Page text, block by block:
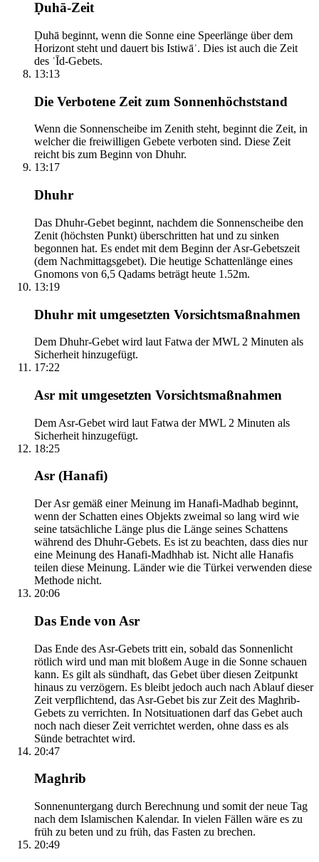
Ḍuhā-Zeit
Ḍuhā beginnt, wenn die Sonne eine Speerlänge über dem
Horizont steht und dauert bis Istiwāʾ. Dies ist auch die Zeit
des ʿĪd-Gebets.
13:13
Die Verbotene Zeit zum Sonnenhöchststand
Wenn die Sonnenscheibe im Zenith steht, beginnt die Zeit, in
welcher die freiwilligen Gebete verboten sind. Diese Zeit
reicht bis zum Beginn von Dhuhr.
13:17
Dhuhr
Das Dhuhr-Gebet beginnt, nachdem die Sonnenscheibe den
Zenit (höchsten Punkt) überschritten hat und zu sinken
begonnen hat. Es endet mit dem Beginn der Asr-Gebetszeit
(dem Nachmittagsgebet). Die heutige Schattenlänge eines
Gnomons von 6,5 Qadams beträgt heute 1.52m.
13:19
Dhuhr mit umgesetzten Vorsichtsmaßnahmen
Dem Dhuhr-Gebet wird laut Fatwa der MWL 2 Minuten als
Sicherheit hinzugefügt.
17:22
Asr mit umgesetzten Vorsichtsmaßnahmen
Dem Asr-Gebet wird laut Fatwa der MWL 2 Minuten als
Sicherheit hinzugefügt.
18:25
Asr (Hanafi)
Der Asr gemäß einer Meinung im Hanafi-Madhab beginnt,
wenn der Schatten eines Objekts zweimal so lang wird wie
seine tatsächliche Länge plus die Länge seines Schattens
während des Dhuhr-Gebets. Es ist zu beachten, dass dies nur
eine Meinung des Hanafi-Madhhab ist. Nicht alle Hanafis
teilen diese Meinung. Länder wie die Türkei verwenden diese
Methode nicht.
20:06
Das Ende von Asr
Das Ende des Asr-Gebets tritt ein, sobald das Sonnenlicht
rötlich wird und man mit bloßem Auge in die Sonne schauen
kann. Es gilt als sündhaft, das Gebet über diesen Zeitpunkt
hinaus zu verzögern. Es bleibt jedoch auch nach Ablauf dieser
Zeit verpflichtend, das Asr-Gebet bis zur Zeit des Maghrib-
Gebets zu verrichten. In Notsituationen darf das Gebet auch
noch nach dieser Zeit verrichtet werden, ohne dass es als
Sünde betrachtet wird.
20:47
Maghrib
Sonnenuntergang durch Berechnung und somit der neue Tag
nach dem Islamischen Kalendar. In vielen Fällen wäre es zu
früh zu beten und zu früh, das Fasten zu brechen.
20:49